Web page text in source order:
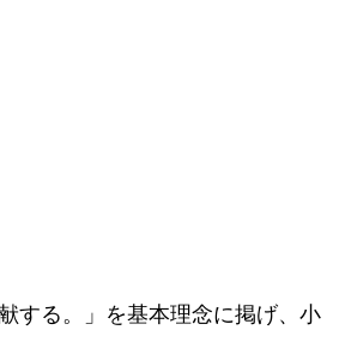
する。」を基本理念に掲げ、小